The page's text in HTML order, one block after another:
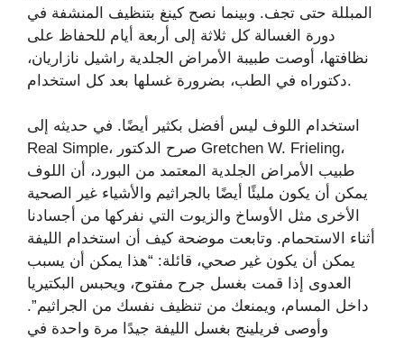
المبللة حتى تجف. وبينما نصح كينغ بتنظيف المنشفة في
دورة الغسالة كل ثلاثة إلى أربعة أيام للحفاظ على
نظافتها، أوصت طبيبة الأمراض الجلدية راشيل نازاريان،
دكتوراه في الطب، بضرورة غسلها بعد كل استخدام.
استخدام اللوف ليس أفضل بكثير أيضًا. في حديثه إلى
Real Simple، صرح الدكتور Gretchen W. Frieling،
طبيب الأمراض الجلدية المعتمد من البورد، أن اللوف
يمكن أن يكون مليئًا أيضًا بالجراثيم والأشياء غير الصحية
الأخرى مثل الأوساخ والزيوت التي نفركها من أجسادنا
أثناء الاستحمام. وتابعت موضحة كيف أن استخدام الليفة
يمكن أن يكون غير صحي، قائلة: “هذا يمكن أن يسبب
العدوى إذا قمت بغسل جرح مفتوح، ويحبس البكتيريا
داخل المسام، ويمنعك من تنظيف نفسك من الجراثيم”.
وأوصى فريلينج بغسل الليفة جيدًا مرة واحدة في